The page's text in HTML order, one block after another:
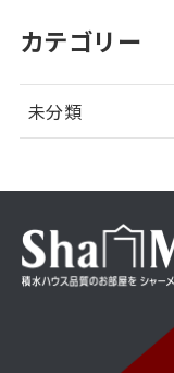
カテゴリー
未分類